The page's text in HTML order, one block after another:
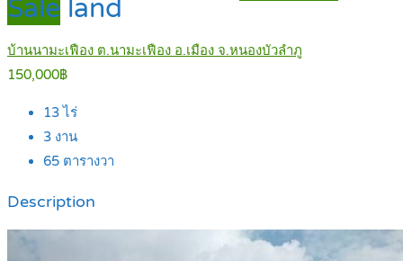
Sale land
บ้านนามะเฟือง ต.นามะเฟือง อ.เมือง จ.หนองบัวลำภู
150,000฿
13ไร่
3 งาน
65 ตารางวา
Description